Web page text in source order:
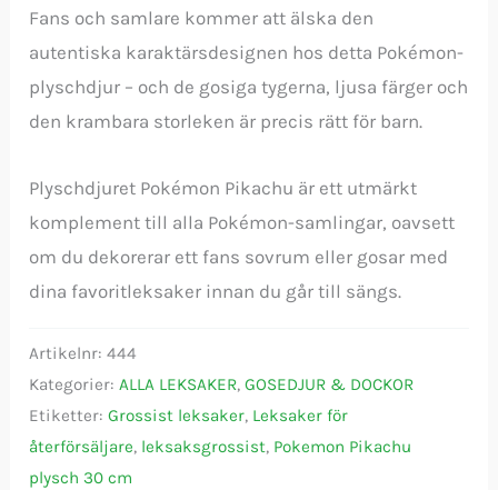
Fans och samlare kommer att älska den
autentiska karaktärsdesignen hos detta Pokémon-
plyschdjur – och de gosiga tygerna, ljusa färger och
den krambara storleken är precis rätt för barn.
Plyschdjuret Pokémon Pikachu är ett utmärkt
komplement till alla Pokémon-samlingar, oavsett
om du dekorerar ett fans sovrum eller gosar med
dina favoritleksaker innan du går till sängs.
Artikelnr:444
Kategorier:ALLA LEKSAKER,GOSEDJUR & DOCKOR
Etiketter:Grossist leksaker, Leksaker för
återförsäljare, leksaksgrossist, Pokemon Pikachu
plysch 30 cm